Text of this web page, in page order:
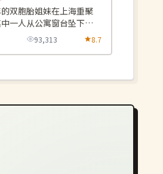
双胞胎姐妹在上海重聚
一人从公寓窗台坠下而
93,313 8.7